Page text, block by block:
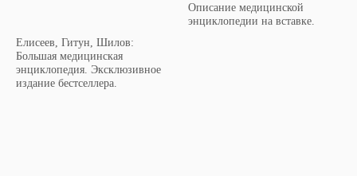
Елисеев, Гитун, Шилов:
Большая медицинская
энциклопедия. Эксклюзивное
издание бестселлера.
Описание медицинской
энциклопедии на вставке.